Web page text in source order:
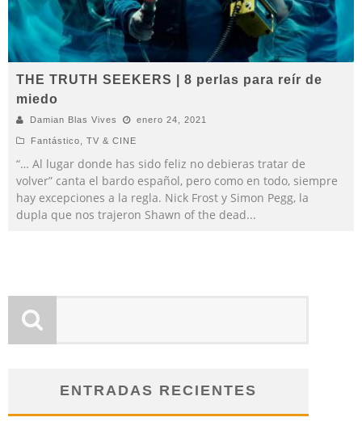
THE TRUTH SEEKERS | 8 perlas para reír de
miedo
Damian Blas Vives enero 24, 2021
Fantástico TV & CINE
“… Al lugar donde has sido feliz no debieras tratar de
volver” canta el bardo español, pero como en todo, siempre
hay excepciones a la regla. Nick Frost y Simon Pegg, la
dupla que nos trajeron Shawn of the dead...
ENTRADAS RECIENTES